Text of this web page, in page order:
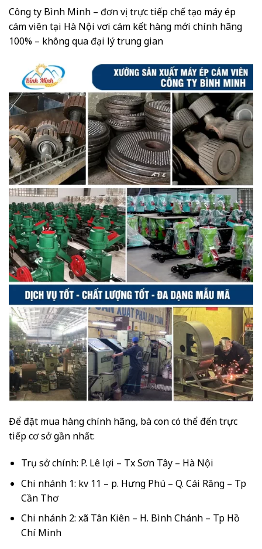
Công ty Bình Minh – đơn vị trực tiếp chế tạo máy ép
cám viên tại Hà Nội vơi cám kết hàng mới chính hãng
100% – không qua đại lý trung gian
Để đặt mua hàng chính hãng, bà con có thể đến trực
tiếp cơ sở gần nhất:
Trụ sở chính: P. Lê lợi – Tx Sơn Tây – Hà Nội
Chi nhánh 1: kv 11 – p. Hưng Phú – Q. Cái Răng – Tp
Cần Thơ
Chi nhánh 2: xã Tân Kiên – H. Bình Chánh – Tp Hồ
Chí Minh